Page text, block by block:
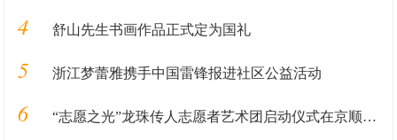
4 舒山先生书画作品正式定为国礼
5 浙江梦蕾雅携手中国雷锋报进社区公益活动
6 “志愿之光”龙珠传人志愿者艺术团启动仪式在京顺利启动